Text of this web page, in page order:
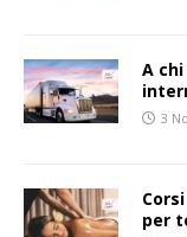
A
3
per